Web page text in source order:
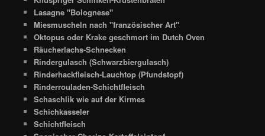
Lasagne "Bolognese"
Miesmuscheln nach "französischer Art"
Oktopus oder Krake geschmort im Dutch Oven
Räucherlachs-Schnecken
Rindergulasch (Schwarzbiergulasch)
Rinderhackfleisch-Lauchtop (Pfundstopf)
Rinderrouladen-Schichtfleisch
Schaschlik wie auf der Kirmes
Schichkasseler
Schichtfleisch